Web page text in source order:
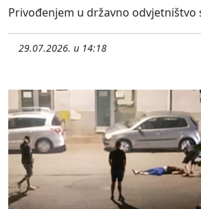
Privođenjem u državno odvjetništvo
29.07.2026. u 14:18